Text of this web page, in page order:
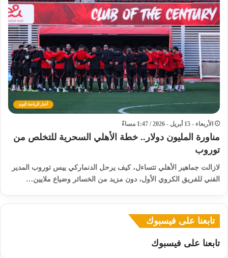
أخبار الرياضة اليوم
الأربعاء - 15 أبريل - 2026 / 1:47 مساءً
مناورة المليون دولار.. خطة الأهلي السحرية للتخلص من
توروب
لازالت جماهير الأهلي تتساءل، كيف يرحل الدنماركي ييس توروب المدير
الفني للفريق الكروي الأول، دون مزيد من الخسائر وضياع ملايين…
تابعنا على فيسبوك
تابعنا على فيسبوك